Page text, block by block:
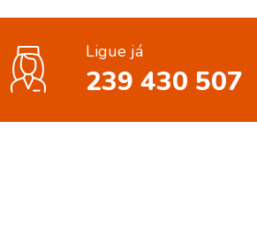
Ligue já
239 430 507